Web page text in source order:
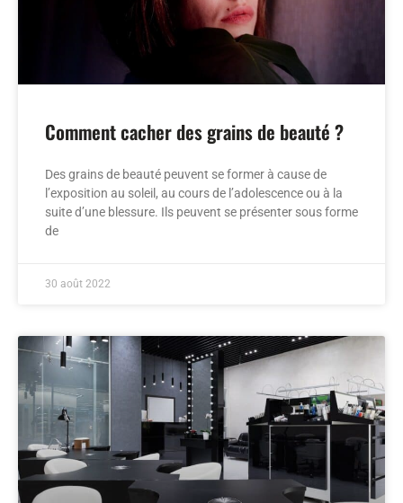
Comment cacher des grains de beauté ?
Des grains de beauté peuvent se former à cause de
l’exposition au soleil, au cours de l’adolescence ou à la
suite d’une blessure. Ils peuvent se présenter sous forme
de
30 août 2022